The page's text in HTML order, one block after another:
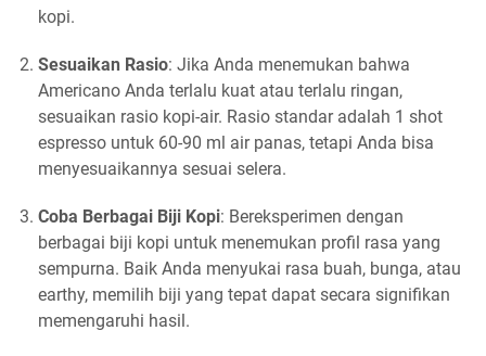
kopi.
Sesuaikan Rasio: Jika Anda menemukan bahwa
Americano Anda terlalu kuat atau terlalu ringan,
sesuaikan rasio kopi-air. Rasio standar adalah 1 shot
espresso untuk 60-90 ml air panas, tetapi Anda bisa
menyesuaikannya sesuai selera.
Coba Berbagai Biji Kopi: Bereksperimen dengan
berbagai biji kopi untuk menemukan profil rasa yang
sempurna. Baik Anda menyukai rasa buah, bunga, atau
earthy, memilih biji yang tepat dapat secara signifikan
memengaruhi hasil.